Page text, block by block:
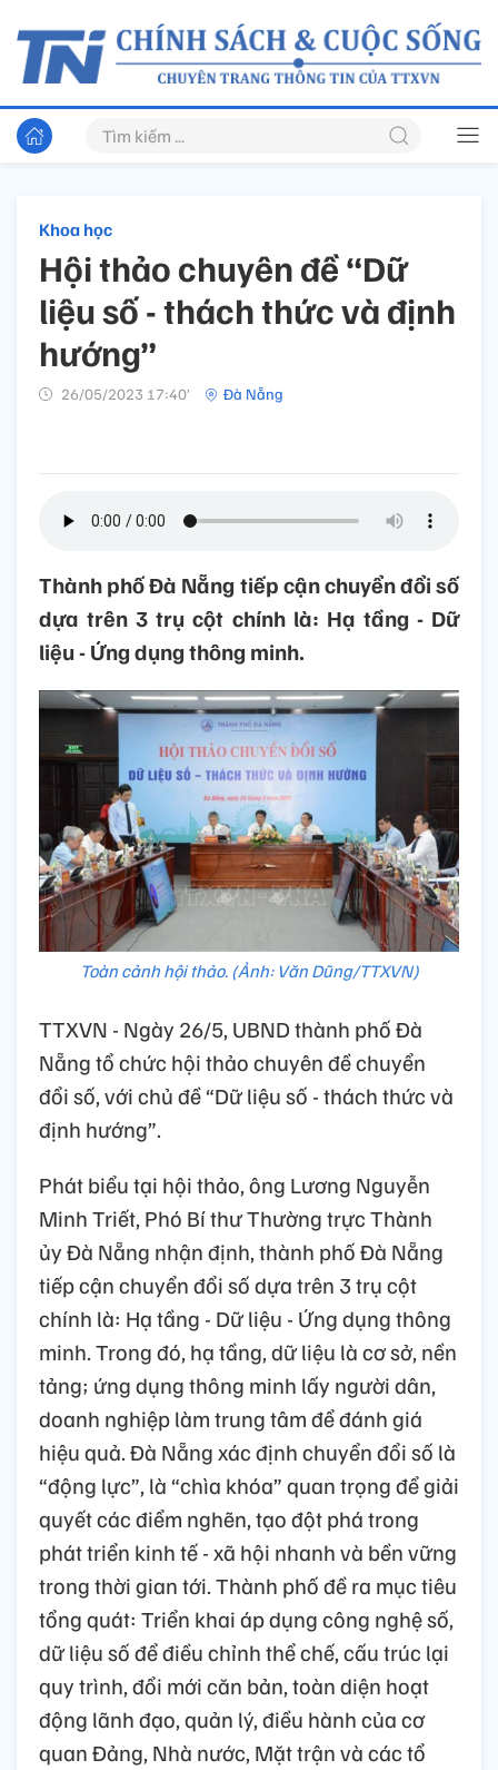
Khoa học
Hội thảo chuyên đề “Dữ
liệu số - thách thức và định
hướng”
26/05/2023 17:40’ Đà Nẵng
Thành phố Đà Nẵng tiếp cận chuyển đổi số
dựa trên 3 trụ cột chính là: Hạ tầng - Dữ
liệu - Ứng dụng thông minh.
Toàn cảnh hội thảo. (Ảnh: Văn Dũng/TTXVN)
TTXVN - Ngày 26/5, UBND thành phố Đà
Nẵng tổ chức hội thảo chuyên đề chuyển
đổi số, với chủ đề “Dữ liệu số - thách thức và
định hướng”.
Phát biểu tại hội thảo, ông Lương Nguyễn
Minh Triết, Phó Bí thư Thường trực Thành
ủy Đà Nẵng nhận định, thành phố Đà Nẵng
tiếp cận chuyển đổi số dựa trên 3 trụ cột
chính là: Hạ tầng - Dữ liệu - Ứng dụng thông
minh. Trong đó, hạ tầng, dữ liệu là cơ sở, nền
tảng; ứng dụng thông minh lấy người dân,
doanh nghiệp làm trung tâm để đánh giá
hiệu quả. Đà Nẵng xác định chuyển đổi số là
“động lực”, là “chìa khóa” quan trọng để giải
quyết các điểm nghẽn, tạo đột phá trong
phát triển kinh tế - xã hội nhanh và bền vững
trong thời gian tới. Thành phố đề ra mục tiêu
tổng quát: Triển khai áp dụng công nghệ số,
dữ liệu số để điều chỉnh thể chế, cấu trúc lại
quy trình, đổi mới căn bản, toàn diện hoạt
động lãnh đạo, quản lý, điều hành của cơ
quan Đảng, Nhà nước, Mặt trận và các tổ